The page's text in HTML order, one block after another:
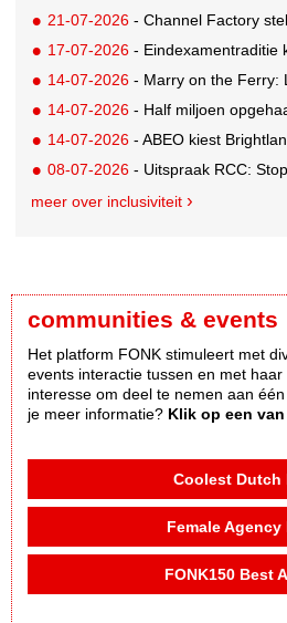
21-07-2026 - Channel Factory stelt lgbtq+-
17-07-2026 - Eindexamentraditie krijgt
14-07-2026 - Marry on the Ferry: LGBTQ+-koppels krijgen de kans om hun
14-07-2026 - Half miljoen opgehaald voor ALS
14-07-2026 - ABEO kiest Brightlands voor
08-07-2026 - Uitspraak RCC: Stoppen
meer over inclusiviteit
communities & events
Het platform FONK stimuleert met
events interactie tussen en met
interesse om deel te nemen aan
je meer informatie? Klik op een
Coolest Dutch
Female Agency
FONK150 Best